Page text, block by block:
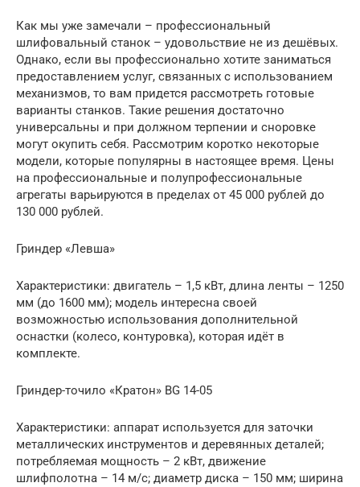
Как мы уже замечали – профессиональный
шлифовальный станок – удовольствие не из дешёвых.
Однако, если вы профессионально хотите заниматься
предоставлением услуг, связанных с использованием
механизмов, то вам придется рассмотреть готовые
варианты станков. Такие решения достаточно
универсальны и при должном терпении и сноровке
могут окупить себя. Рассмотрим коротко некоторые
модели, которые популярны в настоящее время. Цены
на профессиональные и полупрофессиональные
агрегаты варьируются в пределах от 45 000 рублей до
130 000 рублей.
Гриндер «Левша»
Характеристики: двигатель – 1,5 кВт, длина ленты – 1250
мм (до 1600 мм); модель интересна своей
возможностью использования дополнительной
оснастки (колесо, контуровка), которая идёт в
комплекте.
Гриндер-точило «Кратон» BG 14-05
Характеристики: аппарат используется для заточки
металлических инструментов и деревянных деталей;
потребляемая мощность – 2 кВт, движение
шлифполотна – 14 м/с; диаметр диска – 150 мм; ширина